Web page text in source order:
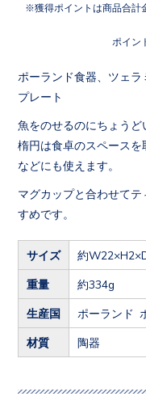
獲得ポイントは商品合計
ポイン
ポーランド食器、ツェ
プレート
魚をのせるのにちょうど
楕円は食卓のスペース
などにも使えます。
マグカップと合わせて
すめです。
サイズ 約
重量 約334g
生産国 ポーランド
材質 陶器